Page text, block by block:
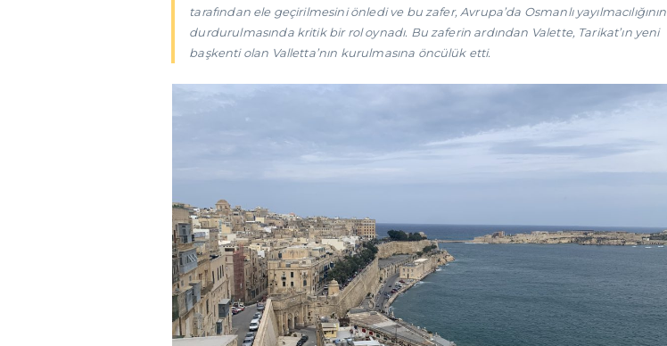
tarafından ele geçirilmesini önledi ve bu zafer, Avrupa’da Osmanlı yayılmacılığının
durdurulmasında kritik bir rol oynadı. Bu zaferin ardından Valette, Tarikat’ın yeni
başkenti olan Valletta’nın kurulmasına öncülük etti.